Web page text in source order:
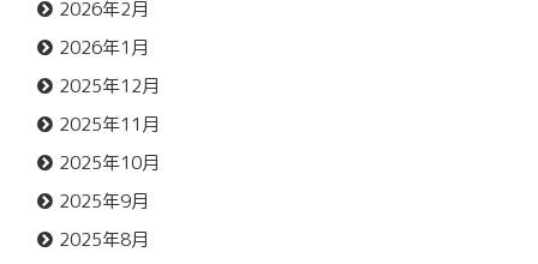
2026年2月
2026年1月
2025年12月
2025年11月
2025年10月
2025年9月
2025年8月